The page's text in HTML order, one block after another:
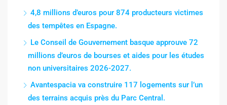
4,8 millions d’euros pour 874 producteurs victimes
des tempêtes en Espagne.
Le Conseil de Gouvernement basque approuve 72
millions d’euros de bourses et aides pour les études
non universitaires 2026-2027.
Avantespacia va construire 117 logements sur l’un
des terrains acquis près du Parc Central.